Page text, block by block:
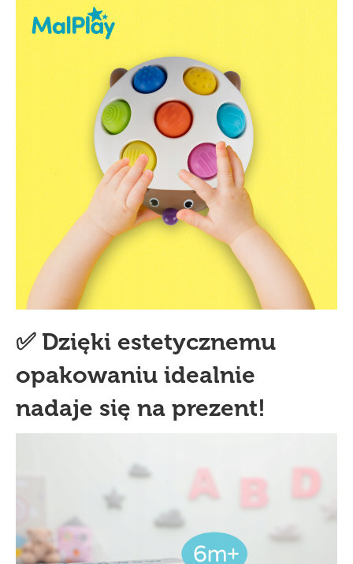
✅ Dzięki estetycznemu
opakowaniu idealnie
nadaje się na prezent!